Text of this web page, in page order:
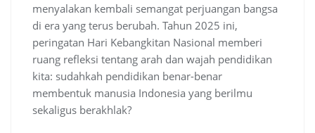
menyalakan kembali semangat perjuangan bangsa
di era yang terus berubah. Tahun 2025 ini,
peringatan Hari Kebangkitan Nasional memberi
ruang refleksi tentang arah dan wajah pendidikan
kita: sudahkah pendidikan benar-benar
membentuk manusia Indonesia yang berilmu
sekaligus berakhlak?